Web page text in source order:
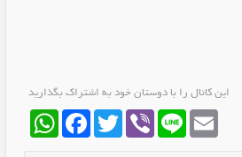
این کانال را با دوستان خود به اشتراک بگذارید
WhatsAppFacebookTwitter Viber Line Email